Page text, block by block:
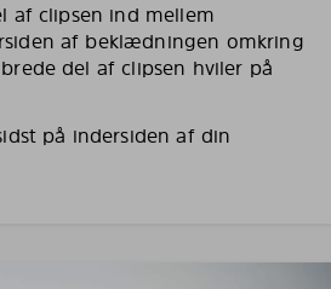
af clipsen ind mellem
af beklædningen omkring
del af clipsen hviler på
på indersiden af din